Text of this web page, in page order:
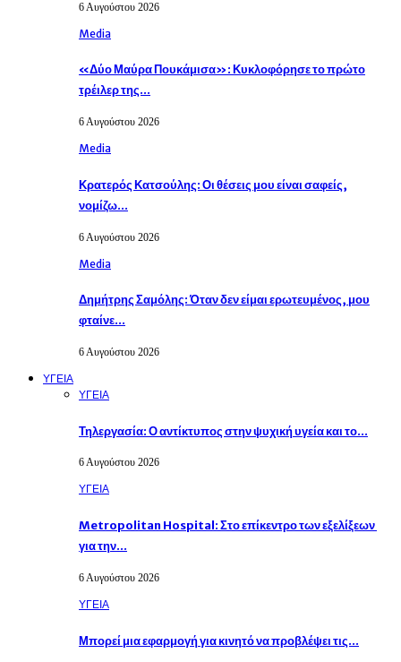
6 Αυγούστου 2026
Media
«Δύο Μαύρα Πουκάμισα»: Κυκλοφόρησε το πρώτο
τρέιλερ της…
6 Αυγούστου 2026
Media
Κρατερός Κατσούλης: Οι θέσεις μου είναι σαφείς,
νομίζω…
6 Αυγούστου 2026
Media
Δημήτρης Σαμόλης: Όταν δεν είμαι ερωτευμένος, μου
φταίνε…
6 Αυγούστου 2026
ΥΓΕΙΑ
ΥΓΕΙΑ
Τηλεργασία: Ο αντίκτυπος στην ψυχική υγεία και το…
6 Αυγούστου 2026
ΥΓΕΙΑ
Metropolitan Hospital: Στο επίκεντρο των εξελίξεων
για την…
6 Αυγούστου 2026
ΥΓΕΙΑ
Μπορεί μια εφαρμογή για κινητό να προβλέψει τις…